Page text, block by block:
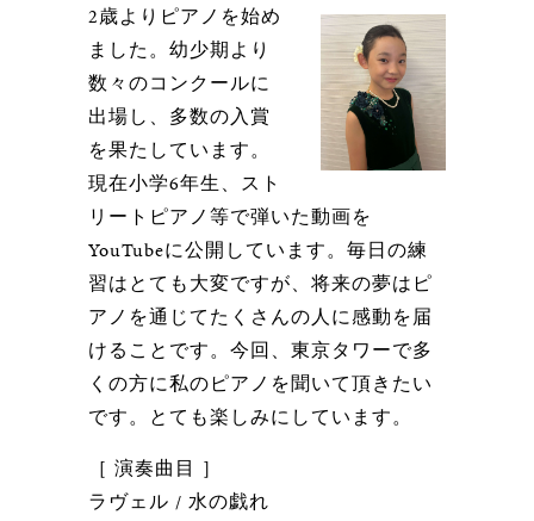
2歳よりピアノを始め
ました。幼少期より
数々のコンクールに
出場し、多数の入賞
を果たしています。
現在小学6年生、スト
リートピアノ等で弾いた動画を
YouTubeに公開しています。毎日の練
習はとても大変ですが、将来の夢はピ
アノを通じてたくさんの人に感動を届
けることです。今回、東京タワーで多
くの方に私のピアノを聞いて頂きたい
です。とても楽しみにしています。
［ 演奏曲目 ］
ラヴェル / 水の戯れ